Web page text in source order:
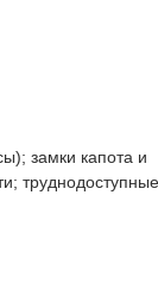
замки капота и
труднодоступные